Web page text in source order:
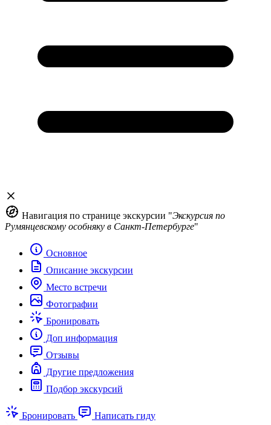
Навигация по странице экскурсии "Экскурсия по
Румянцевскому особняку в Санкт-Петербурге"
Основное
Описание экскурсии
Место встречи
Фотографии
Бронировать
Доп информация
Отзывы
Другие предложения
Подбор экскурсий
Бронировать Написать гиду